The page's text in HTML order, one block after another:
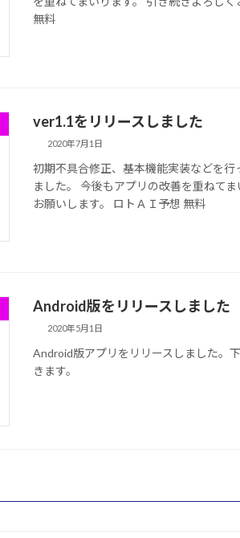
無料
ver1.1をリリースしました
2020年7月1日
初期不具合修正、基本機能実装などを行
ました。 今後もアプリの改善を重ねて
お願いします。 ロトＡＩ予想 無料
Android版をリリースしました
2020年5月1日
Android版アプリをリリースしました。
きます。